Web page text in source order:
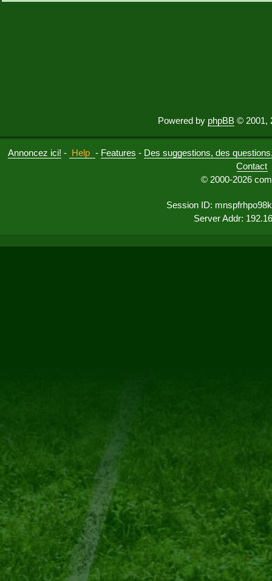
Powered by phpBB © 2001,
Annoncez ici! - Help - Features - Des suggestions, des
Contact
© 2000-2026
Session ID:
Server Addr: